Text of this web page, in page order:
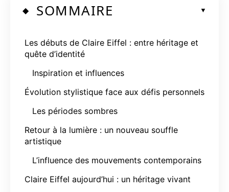
SOMMAIRE
Les débuts de Claire Eiffel : entre héritage et
quête d’identité
Inspiration et influences
Évolution stylistique face aux défis personnels
Les périodes sombres
Retour à la lumière : un nouveau souffle
artistique
L’influence des mouvements contemporains
Claire Eiffel aujourd’hui : un héritage vivant